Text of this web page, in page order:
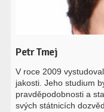
Petr Tmej
V roce 2009
jakosti. Jeho studium
pravděpodobnosti a
svých státnicích